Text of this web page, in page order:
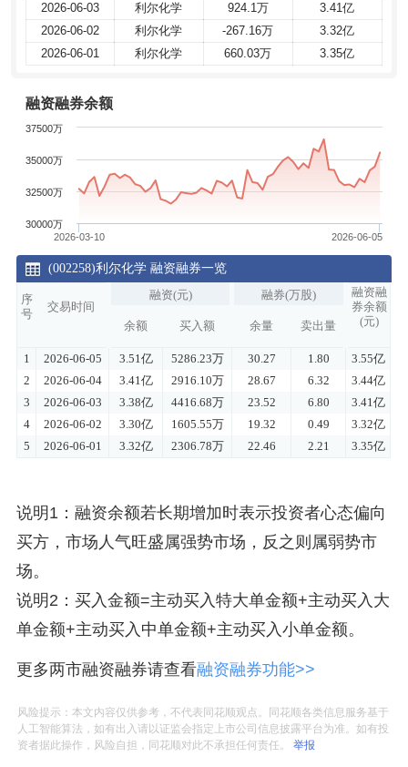
2026-06-03
利尔化学 924.1万
3.41亿
2026-06-02
利尔化学 -267.16万
3.32亿
2026-06-01
利尔化学 660.03万 3.35亿
2026-06-03
利尔化学 924.1万
3.41亿
2026-06-02
利尔化学 -267.16万
3.32亿
2026-06-01
利尔化学 660.03万 3.35亿
说明1：融资余额若长期增加时表示投资者心态偏向
买方，市场人气旺盛属强势市场，反之则属弱势市
场。
说明2：买入金额=主动买入特大单金额+主动买入大
单金额+主动买入中单金额+主动买入小单金额。
更多两市融资融券请查看融资融券功能>>
风险提示：本文内容仅供参考，不代表同花顺观点。同花顺各类信息服务基于
人工智能算法，如有出入请以证监会指定上市公司信息披露平台为准。如有投
资者据此操作，风险自担，同花顺对此不承担任何责任。举报